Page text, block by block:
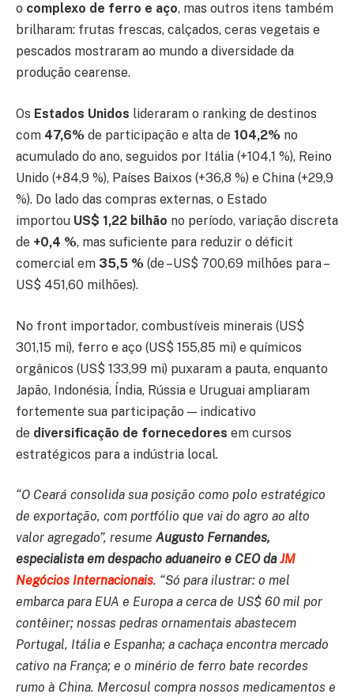
o complexo de ferro e aço, mas outros itens também
brilharam: frutas frescas, calçados, ceras vegetais e
pescados mostraram ao mundo a diversidade da
produção cearense.
Os Estados Unidos lideraram o ranking de destinos
com 47,6% de participação e alta de 104,2% no
acumulado do ano, seguidos por Itália (+104,1 %), Reino
Unido (+84,9 %), Países Baixos (+36,8 %) e China (+29,9
%). Do lado das compras externas, o Estado
importou US$ 1,22 bilhão no período, variação discreta
de +0,4 %, mas suficiente para reduzir o déficit
comercial em 35,5 % (de –US$ 700,69 milhões para –
US$ 451,60 milhões).
No front importador, combustíveis minerais (US$
301,15 mi), ferro e aço (US$ 155,85 mi) e químicos
orgânicos (US$ 133,99 mi) puxaram a pauta, enquanto
Japão, Indonésia, Índia, Rússia e Uruguai ampliaram
fortemente sua participação — indicativo
de diversificação de fornecedores em cursos
estratégicos para a indústria local.
“O Ceará consolida sua posição como polo estratégico
de exportação, com portfólio que vai do agro ao alto
valor agregado”, resume Augusto Fernandes,
especialista em despacho aduaneiro e CEO daJM
Negócios Internacionais. “Só para ilustrar: o mel
embarca para EUA e Europa a cerca de US$ 60 mil por
contêiner; nossas pedras ornamentais abastecem
Portugal, Itália e Espanha; a cachaça encontra mercado
cativo na França; e o minério de ferro bate recordes
rumo à China. Mercosul compra nossos medicamentos e